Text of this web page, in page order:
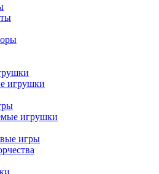
игрушки
игрушки
игры